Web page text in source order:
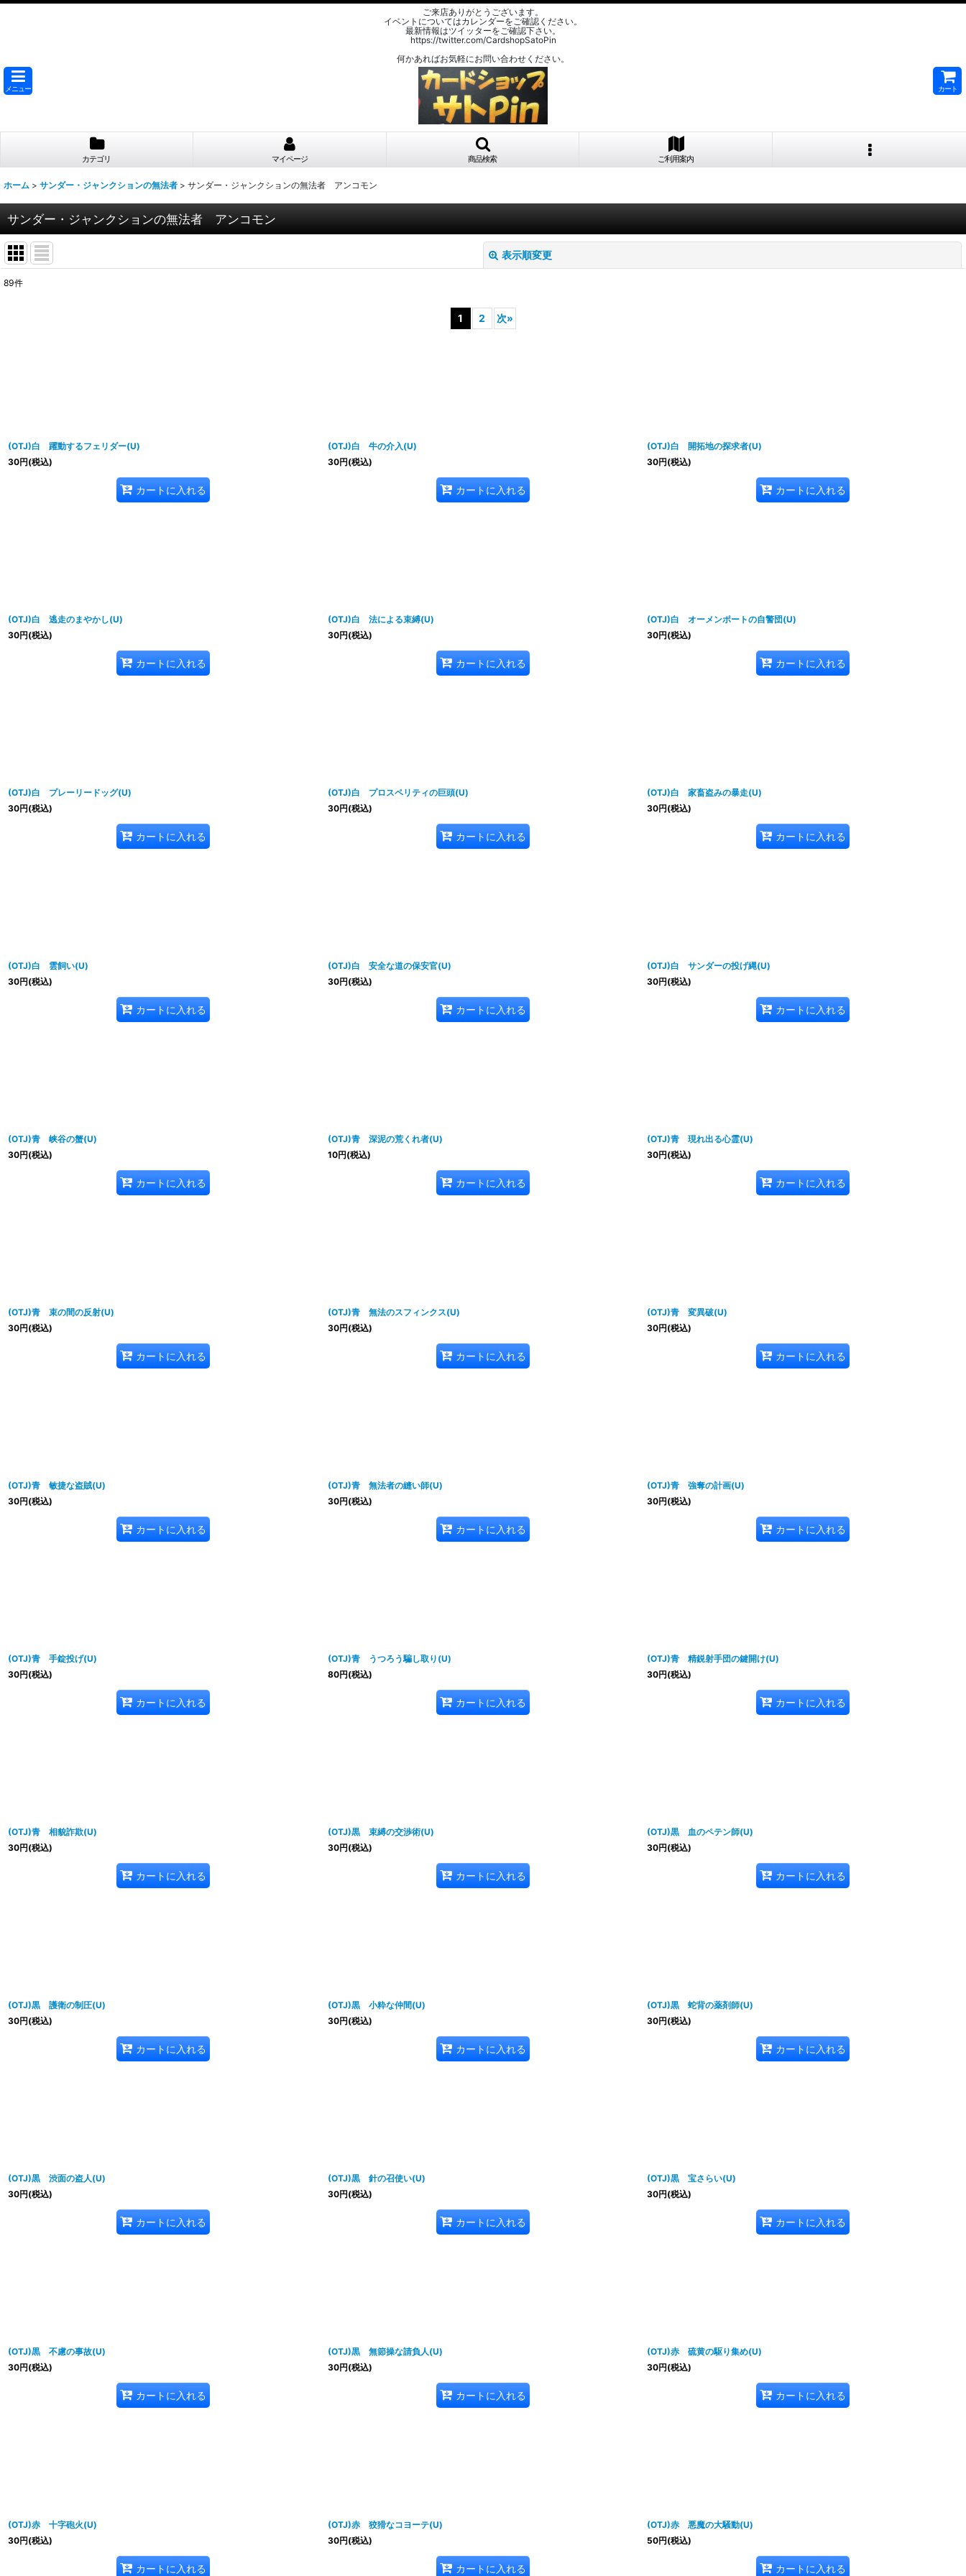
ご来店ありがとうございます。
イベントについてはカレンダーをご確認ください。
最新情報はツイッターをご確認下さい。
https://twitter.com/CardshopSatoPin
何かあればお気軽にお問い合わせください。
メニュー カート
カテゴリ マイページ 商品検索 ご利用案内
ホーム > サンダー・ジャンクションの無法者 > サンダー・ジャンクションの無法者 アンコモン
サンダー・ジャンクションの無法者 アンコモン
表示順変更
89件
1 2 次»
(OTJ)白 躍動するフェリダー(U)
30円(税込)
カートに入れる
(OTJ)白 牛の介入(U)
30円(税込)
カートに入れる
(OTJ)白 開拓地の探求者(U)
30円(税込)
カートに入れる
(OTJ)白 逃走のまやかし(U)
30円(税込)
カートに入れる
(OTJ)白 法による束縛(U)
30円(税込)
カートに入れる
(OTJ)白 オーメンポートの自警団(U)
30円(税込)
カートに入れる
(OTJ)白 プレーリードッグ(U)
30円(税込)
カートに入れる
(OTJ)白 プロスペリティの巨頭(U)
30円(税込)
カートに入れる
(OTJ)白 家畜盗みの暴走(U)
30円(税込)
カートに入れる
(OTJ)白 雲飼い(U)
30円(税込)
カートに入れる
(OTJ)白 安全な道の保安官(U)
30円(税込)
カートに入れる
(OTJ)白 サンダーの投げ縄(U)
30円(税込)
カートに入れる
(OTJ)青 峡谷の蟹(U)
30円(税込)
カートに入れる
(OTJ)青 深泥の荒くれ者(U)
10円(税込)
カートに入れる
(OTJ)青 現れ出る心霊(U)
30円(税込)
カートに入れる
(OTJ)青 束の間の反射(U)
30円(税込)
カートに入れる
(OTJ)青 無法のスフィンクス(U)
30円(税込)
カートに入れる
(OTJ)青 変異破(U)
30円(税込)
カートに入れる
(OTJ)青 敏捷な盗賊(U)
30円(税込)
カートに入れる
(OTJ)青 無法者の縫い師(U)
30円(税込)
カートに入れる
(OTJ)青 強奪の計画(U)
30円(税込)
カートに入れる
(OTJ)青 手錠投げ(U)
30円(税込)
カートに入れる
(OTJ)青 うつろう騙し取り(U)
80円(税込)
カートに入れる
(OTJ)青 精鋭射手団の鍵開け(U)
30円(税込)
カートに入れる
(OTJ)青 相貌詐欺(U)
30円(税込)
カートに入れる
(OTJ)黒 束縛の交渉術(U)
30円(税込)
カートに入れる
(OTJ)黒 血のペテン師(U)
30円(税込)
カートに入れる
(OTJ)黒 護衛の制圧(U)
30円(税込)
カートに入れる
(OTJ)黒 小粋な仲間(U)
30円(税込)
カートに入れる
(OTJ)黒 蛇背の薬剤師(U)
30円(税込)
カートに入れる
(OTJ)黒 渋面の盗人(U)
30円(税込)
カートに入れる
(OTJ)黒 針の召使い(U)
30円(税込)
カートに入れる
(OTJ)黒 宝さらい(U)
30円(税込)
カートに入れる
(OTJ)黒 不慮の事故(U)
30円(税込)
カートに入れる
(OTJ)黒 無節操な請負人(U)
30円(税込)
カートに入れる
(OTJ)赤 硫黄の駆り集め(U)
30円(税込)
カートに入れる
(OTJ)赤 十字砲火(U)
30円(税込)
カートに入れる
(OTJ)赤 狡猾なコヨーテ(U)
30円(税込)
カートに入れる
(OTJ)赤 悪魔の大騒動(U)
50円(税込)
カートに入れる